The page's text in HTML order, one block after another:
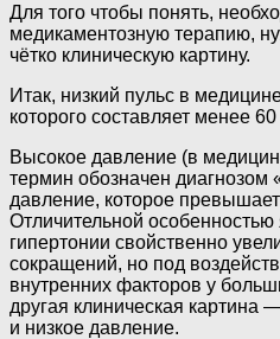
Для того чтобы понять,
медикаментозную терапию,
чётко клиническую картину.
Итак, низкий пульс в
которого составляет менее
Высокое давление (в
термин обозначен диагнозом
давление, которое
Отличительной особенностью
гипертонии свойственно
сокращений, но под
внутренних факторов у
другая клиническая картина
и низкое давление.